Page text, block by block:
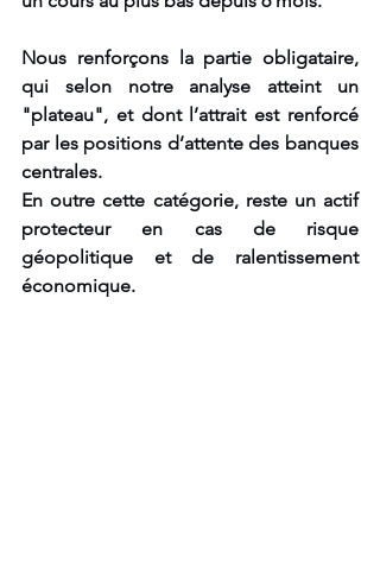
Nous renforçons la partie obligataire,
qui selon notre analyse atteint un
"plateau", et dont l’attrait est renforcé
par les positions d’attente des banques
centrales.
En outre cette catégorie, reste un actif
protecteur en cas de risque
géopolitique et de ralentissement
économique.